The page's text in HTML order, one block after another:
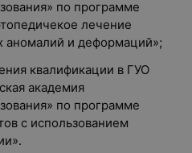
по программе
лечение
аномалий и деформаций»;
квалификации в ГУО
академия
по программе
с использованием